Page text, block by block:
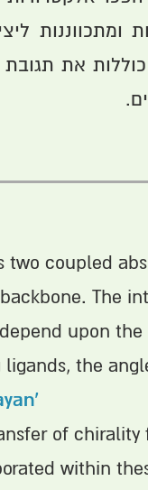
ומתכווננות
את
coupled
The
upon
the
of
within